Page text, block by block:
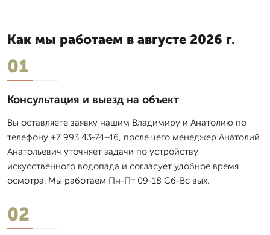
Как мы работаем в августе 2026 г.
01
Консультация и выезд на объект
Вы оставляете заявку нашим Владимиру и Анатолию по
телефону +7 993 43-74-46, после чего менеджер Анатолий
Анатольевич уточняет задачи по устройству
искусственного водопада и согласует удобное время
осмотра. Мы работаем Пн-Пт 09-18 Сб-Вс вых.
02